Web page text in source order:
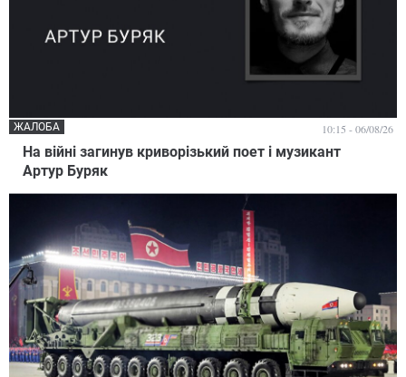
На війні загинув криворізький поет і музикант
Артур Буряк
ЖАЛОБА 10:15 - 06/08/26